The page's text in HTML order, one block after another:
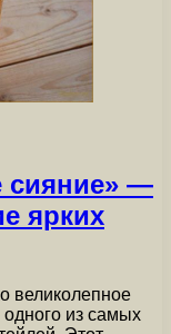
сияние» —
ярких
великолепное
из самых